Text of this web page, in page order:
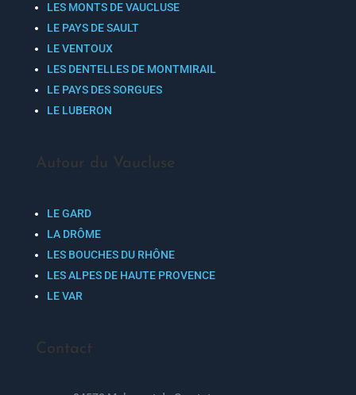
LES MONTS DE VAUCLUSE
LE PAYS DE SAULT
LE VENTOUX
LES DENTELLES DE MONTMIRAIL
LE PAYS DES SORGUES
LE LUBERON
Autour du Vaucluse
LE GARD
LA DRÔME
LES BOUCHES DU RHÔNE
LES ALPES DE HAUTE PROVENCE
LE VAR
Contact